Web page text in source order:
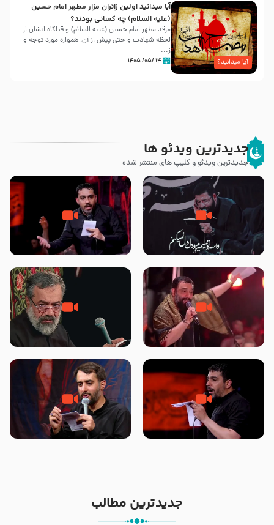
آیا میدانید؟
آیا میدانید اولین زائران مزار مطهر امام حسین
(علیه السلام) چه کسانی بودند؟
مرقد مطهر امام حسین (علیه السلام) و قتلگاه ایشان از
لحظه شهادت و حتی پیش از آن، همواره مورد توجه و
ز...
۱۴ /۰۵/ ۱۴۰۵
جدیدترین ویدئو ها
جدیدترین ویدئو و کلیپ های منتشر شده
مصداق کربلا – حاج حسین سیب
سرخی
شور ، حسینا! به‌ حق زهرا «أُنْظُرْ
إِلَینا» – عزاداری شب هفتم ماه
جانا جانا ابی عبدالله – کربلایی جواد
مقدم – شب هشتم محرم 1448 –
مادر منم مثل تو خمیدم – حاج
محمود کریمی – شهادت حضرت
هیئت رایة العباس علیه السلام
تک ، عبّاس، صاحب دل‌هاست –
حاج حنیف طاهری – عزاداری شب
من غلام نوکراتم من عاشق کربلاتم
– شور زمینه – شب هفتم – محرم
جدیدترین مطالب